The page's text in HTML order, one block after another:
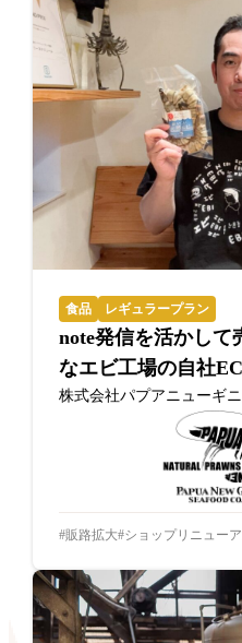
食品 レギュラープラン
note発信を活かして
なエビ工場の自社
株式会社パプアニューギ
販路拡大 ショップリニュー